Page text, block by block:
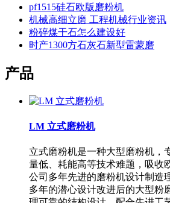
pf1515硅石欧版磨粉机
机械高细立磨 工程机械行业资讯
粉碎煤干石怎么建设好
时产1300方石灰石新型雷蒙磨
产品
LM 立式磨粉机
立式磨粉机是一种大型磨粉机，
量低、耗能高等技术难题，吸收
公司多年先进的磨粉机设计制造
多年的潜心设计改进后的大型粉